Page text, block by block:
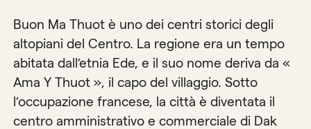
Buon Ma Thuot è uno dei centri storici degli
altopiani del Centro. La regione era un tempo
abitata dall’etnia Ede, e il suo nome deriva da «
Ama Y Thuot », il capo del villaggio. Sotto
l’occupazione francese, la città è diventata il
centro amministrativo e commerciale di Dak